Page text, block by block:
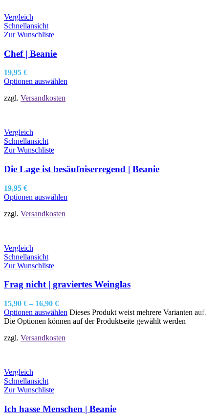
Vergleich
Schnellansicht
Zur Wunschliste
Chef | Beanie
19,95 €
Optionen auswählen
zzgl. Versandkosten
Vergleich
Schnellansicht
Zur Wunschliste
Die Lage ist besäufniserregend | Beanie
19,95 €
Optionen auswählen
zzgl. Versandkosten
Vergleich
Schnellansicht
Zur Wunschliste
Frag nicht | graviertes Weinglas
15,90 € – 16,90 €
Optionen auswählen Dieses Produkt weist mehrere Varianten auf.
Die Optionen können auf der Produktseite gewählt werden
zzgl. Versandkosten
Vergleich
Schnellansicht
Zur Wunschliste
Ich hasse Menschen | Beanie